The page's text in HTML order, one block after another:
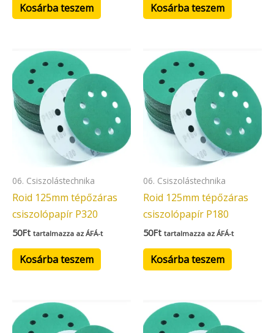
Kosárba teszem Kosárba teszem
06. Csiszolástechnika
Roid 125mm tépőzáras
csiszolópapír P320
50Ft tartalmazza az ÁFÁ-t
Kosárba teszem
06. Csiszolástechnika
Roid 125mm tépőzáras
csiszolópapír P180
50Ft tartalmazza az ÁFÁ-t
Kosárba teszem